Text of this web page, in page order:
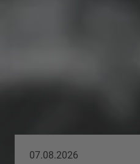
07.08.2026